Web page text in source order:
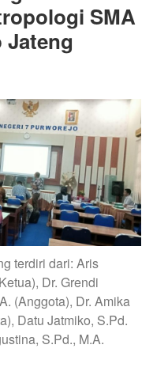
SMA
Jateng
terdiri dari: Aris
Dr. Grendi
(Anggota), Dr. Amika
Datu Jatmiko, S.Pd.
S.Pd., M.A.